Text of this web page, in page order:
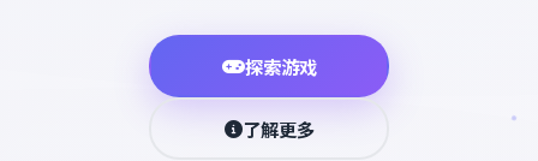
探索游戏
了解更多